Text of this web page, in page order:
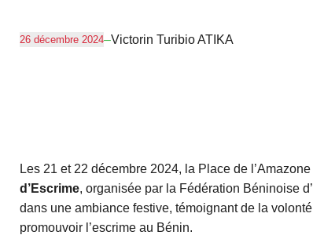
26 décembre 2024–Victorin Turibio ATIKA
Les 21 et 22 décembre 2024, la Place de
d’Escrime, organisée par la Fédération Béninoise
dans une ambiance festive, témoignant de la
promouvoir l’escrime au Bénin.